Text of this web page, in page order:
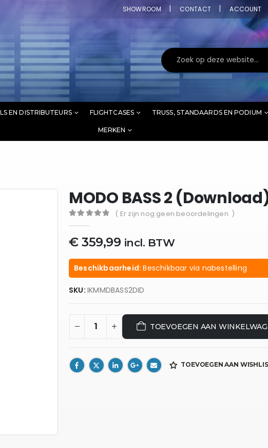
SHOWROOM CONTACT ACCOUNT
EN DISTRIBUTEURS FLIGHTCASES TRUSS, STANDAARDS EN PODIUM
MERKEN
MODO BASS 2
( Er zijn nog geen beoordelingen. )
€359,99 incl. BTW
Beschikbaarheid:Beschikbaar via nabestelling
SKU: IKMMDBASS2DID
TOEVOEGEN AAN
TOEVOEGEN AAN